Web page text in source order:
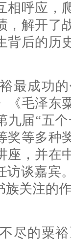
相呼应，
，解开了
背后的历
最成功
《毛泽
九届“五
奖等多种
座，并在
访谈嘉宾
族关注的
不尽的粟